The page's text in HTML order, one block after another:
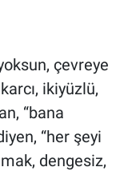
çevreye
ikiyüzlü,
“bana
“her şeyi
dengesiz,